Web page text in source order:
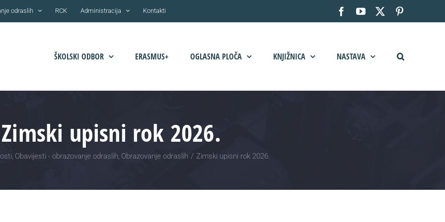
odraslih RCK Administracija Kontakti Facebook
YouTube
ŠKOLSKI ODBOR ERASMUS+ OGLASNA PLOČA KNJIŽNICA NASTAVA
Zimski upisni rok 2026.
Obavijesti - obrazovanje odraslih Obrazovanje odraslih Zimski upisni rok 2026.